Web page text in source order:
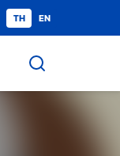
TH EN